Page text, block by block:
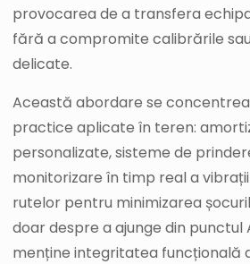
provocarea de a transfera
fără a compromite calibrările
delicate.
Această abordare se
practice aplicate în teren:
personalizate, sisteme de
monitorizare în timp real a
rutelor pentru minimizarea
doar despre a ajunge din punctul
menține integritatea funcțională